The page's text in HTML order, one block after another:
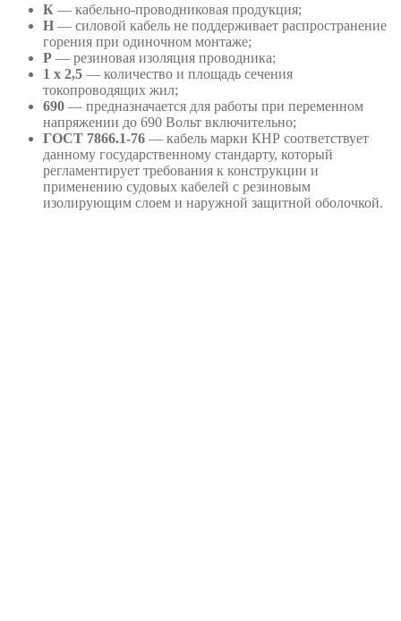
К — кабельно-проводниковая продукция;
Н — силовой кабель не поддерживает распространение
горения при одиночном монтаже;
Р — резиновая изоляция проводника;
1 х 2,5 — количество и площадь сечения
токопроводящих жил;
690 — предназначается для работы при переменном
напряжении до 690 Вольт включительно;
ГОСТ 7866.1-76 — кабель марки КНР соответствует
данному государственному стандарту, который
регламентирует требования к конструкции и
применению судовых кабелей с резиновым
изолирующим слоем и наружной защитной оболочкой.